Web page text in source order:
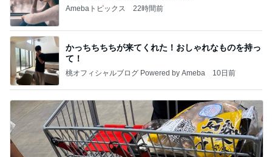
Amebaトピックス 22時間前
かっちちちちが来てくれた！おしゃれなものを持っ
て！
桃オフィシャルブログ Powered by Ameba 10日前